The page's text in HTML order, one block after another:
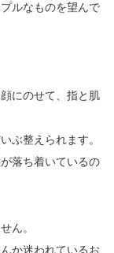
ルなものを望んで
にのせて、指と肌
ぶ整えられます。
落ち着いているの
ん。
か迷われているお